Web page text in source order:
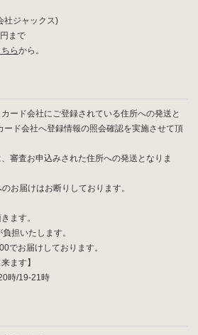
社ジャックス)
まで
らから。
ード会社にご登録されている住所への発送と
ード会社へ登録情報の照会確認を実施させて頂
審査お申込みされた住所への発送となりま
お届けはお断りしております。
ます。
担いたします。
でお届けしております。
ます】
時/19-21時